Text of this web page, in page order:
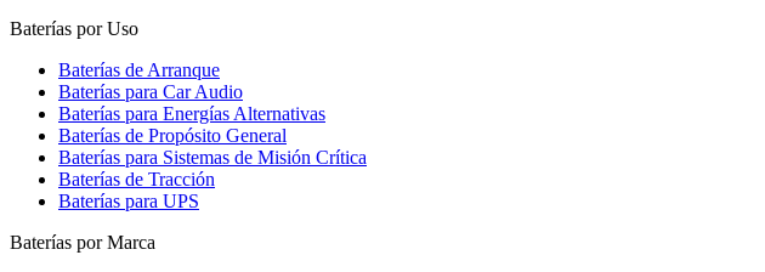
Baterías por Uso
Baterías de Arranque
Baterías para Car Audio
Baterías para Energías Alternativas
Baterías de Propósito General
Baterías para Sistemas de Misión Crítica
Baterías de Tracción
Baterías para UPS
Baterías por Marca